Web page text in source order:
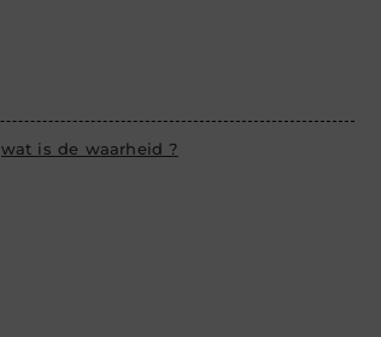
wat is de waarheid ?